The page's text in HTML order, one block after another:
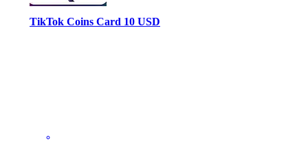
TikTok Coins Card 10 USD